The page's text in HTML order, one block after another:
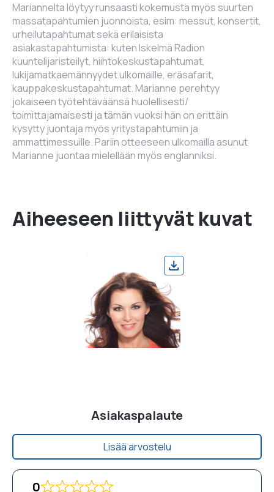
Mariannelta löytyy runsaasti kokemusta myös suurten
massatapahtumien juonnoista, esim: messut, konsertit,
urheilutapahtumat sekä erilaisista
asiakastapahtumista: kuten Iskelmä Radion
kuuntelijaristeilyt, hiihtokeskustapahtumat,
lukijamatkaemännyydet ulkomaille, eräsafarit,
kauppakeskustapahtumat. Marianne perehtyy
jokaiseen työtehtäväänsä huolellisesti/
toimittajamaisesti ja tämän vuoksi hän on erittäin
kysytty juontaja myös yritystapahtumiin ja
ammattimessuille. Pariin otteeseen ulkomailla asunut
Marianne juontaa mielellään myös englanniksi.
Aiheeseen liittyvät kuvat
Asiakaspalaute
Lisää arvostelu
0